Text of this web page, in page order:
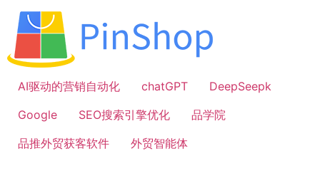
容
AI驱动的营销自动化
chatGPT
DeepSeepk
Google
SEO搜索引擎优化
品学院
品推外贸获客软件
外贸智能体